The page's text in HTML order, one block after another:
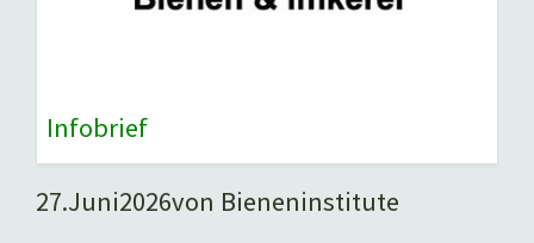
Infobrief
27.Juni2026von Bieneninstitute